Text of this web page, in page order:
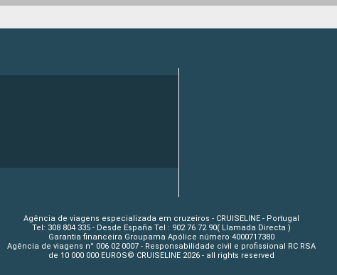
Agência de viagens especializada em cruzeiros - CRUISELINE - Portugal
Tel: 308 804 335 - Desde España Tel : 902 76 72 90( Llamada Directa )
Garantia financeira Groupama Apólice número 4000717380
Agência de viagens n° 006 02 0007 - Responsabilidade civil e profissional RC RSA
de 10 000 000 EUROS© CRUISELINE 2026 - all rights reserved